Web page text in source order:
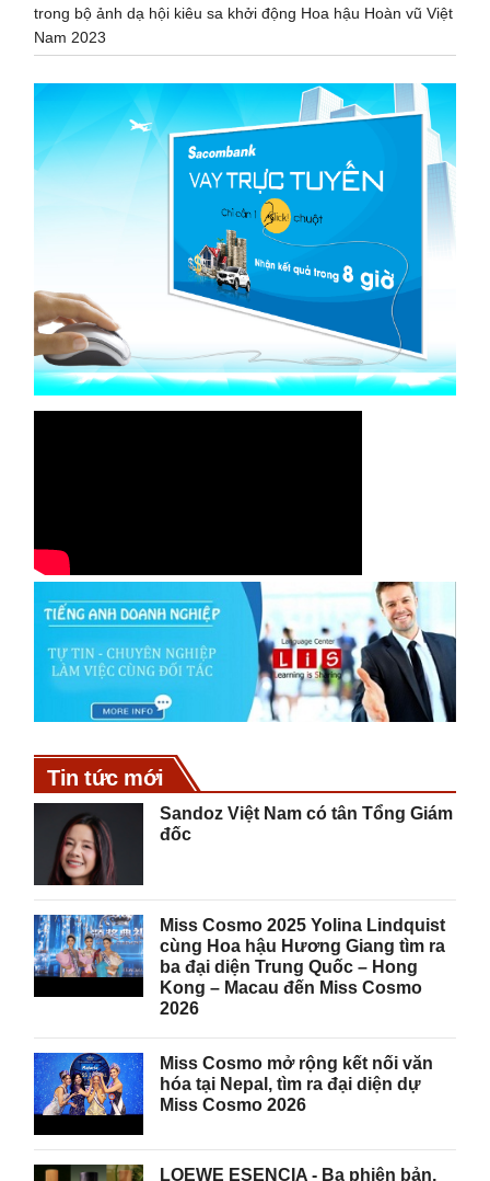
trong bộ ảnh dạ hội kiêu sa khởi động Hoa hậu Hoàn vũ Việt
Nam 2023
Tin tức mới
Sandoz Việt Nam có tân Tổng Giám
đốc
Miss Cosmo 2025 Yolina Lindquist
cùng Hoa hậu Hương Giang tìm ra
ba đại diện Trung Quốc – Hong
Kong – Macau đến Miss Cosmo
2026
Miss Cosmo mở rộng kết nối văn
hóa tại Nepal, tìm ra đại diện dự
Miss Cosmo 2026
LOEWE ESENCIA - Ba phiên bản,